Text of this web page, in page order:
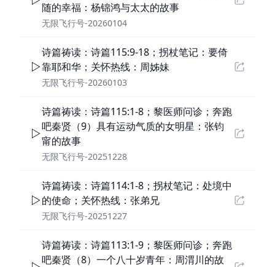
随的幸福：杨锦鸿与太太的故事
无限飞行号-20260104
诗篇祷读：诗篇115:9-18；拐杖笔记：要倚
靠耶和华；关怀热线：周姊妹
无限飞行号-20260103
诗篇祷读：诗篇115:1-8；黎医师问诊；奔跑
吧秦贤（9）具有运动气质的女明星：张钧
甯的故事
无限飞行号-20251228
诗篇祷读：诗篇114:1-8；拐杖笔记：处境中
的使命；关怀热线：张弟兄
无限飞行号-20251227
诗篇祷读：诗篇113:1-9；黎医师问诊；奔跑
吧秦贤（8）一个八十岁青年：周渭川的故